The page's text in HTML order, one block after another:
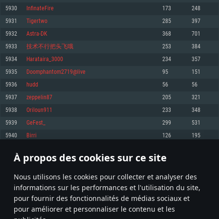
À propos des cookies sur ce site
Nous utilisons les cookies pour collecter et analyser des
informations sur les performances et l'utilisation du site,
pour fournir des fonctionnalités de médias sociaux et
pour améliorer et personnaliser le contenu et les
Mémoire: 4 GB
Carte graphique supportant DirectX 11: AMD Radeon 77XX / NVIDIA
GeForce GTX 660. La résolution minimale supportée par le jeu est de 720p
Connection: Connexion Internet à haut débit
Disque dur: 23.1 Go (client minimal)
Recommandée
1060 et plus, Radeon RX 570 et plus.
Disque dur: 75.9 Go (client complet)
pas supportés)
Mémoire: 6 GB
Carte graphique: Intel Iris Pro 5200 (Mac), ou analogue AMD/Nvidia. La
résolution minimale supportée par le jeu est de 720p.
Connection: Connexion Internet à haut débit
Disque dur: 62,2 Go (client minimal)
Recommandée
OS: Mac OS Big Sur 11.0 ou plus récent
Processeur: Core i7 (Les processeurs Intel Xeon ne sont pas supportés)
Mémoire: 8 GB
Carte graphique: Radeon Vega II ou plus avec support de Metal
Disque dur: 62,2 Go (client complet)
Mémoire: 4 GB
Carte graphique: NVIDIA 660 avec les derniers drivers (moins de 6 mois) /
de même pour AMD (La résolution minimale supportée par le jeu est de
720p)
Connection: Connexion Internet à haut débit
Disque dur: 62,2 Go (client minimal)
Recommandée
OS: Ubuntu 20.04 64bit
Processeur: Intel Core i7
Mémoire: 8 GB
Carte graphique: NVIDIA 1060 avec les derniers drivers (moins de 6 mois) /
6 mois et supportant Vulkan
Connection: Connexion Internet à haut débit
Disque dur: 60,2 Go (client complet)
5930 InfinateFire 173 248
5931 Tigertwo 285 397
5932 Astra-DK 368 701
5933 技术不行把头飞哦 253 384
5934 Harataira_3000 234 357
5935 Doomphantom2719@live 95 151
5936 hudd 56 56
5937 zeppelin87 205 321
5938 Oriloun911 233 348
5939 GeFest_ 299 531
5940 Birri 126 195
* Classement mis à jour quotidiennement
296 297 298 397